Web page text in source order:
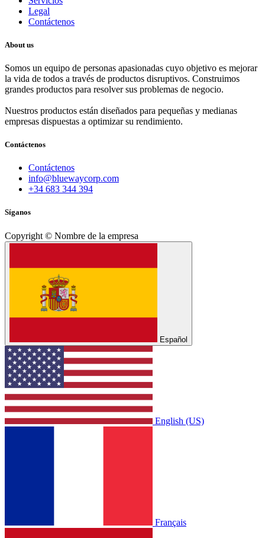
Legal
Contáctenos
About us
Somos un equipo de personas apasionadas cuyo objetivo es mejorar
la vida de todos a través de productos disruptivos. Construimos
grandes productos para resolver sus problemas de negocio.
Nuestros productos están diseñados para pequeñas y medianas
empresas dispuestas a optimizar su rendimiento.
Contáctenos
Contáctenos
info@bluewaycorp.com
+34 683 344 394
Síganos
Copyright © Nombre de la empresa
Español
English (US)
Français